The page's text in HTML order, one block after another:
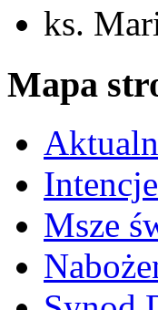
ks.
Mapa
Msze